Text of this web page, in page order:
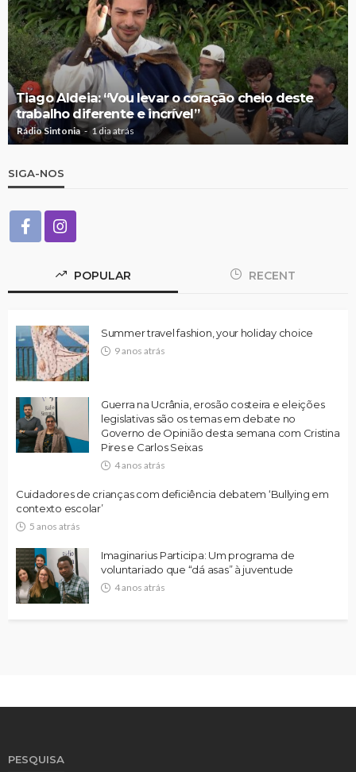
Tiago Aldeia: “Vou levar o coração cheio deste
trabalho diferente e incrível”
Rádio Sintonia 1 dia atrás
SIGA-NOS
POPULAR RECENT
Summer travel fashion, your holiday choice
9 anos atrás
Guerra na Ucrânia, erosão costeira e eleições
legislativas são os temas em debate no
Governo de Opinião desta semana com Cristina
Pires e Carlos Seixas
4 anos atrás
Cuidadores de crianças com deficiência debatem ‘Bullying em
contexto escolar’
5 anos atrás
Imaginarius Participa: Um programa de
voluntariado que “dá asas” à juventude
4 anos atrás
PESQUISA